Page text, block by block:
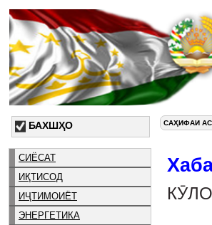
БАХШҲО
СИЁСАТ
ИҚТИСОД
ИҶТИМОИЁТ
ЭНЕРГЕТИКА
САҲИФАИ